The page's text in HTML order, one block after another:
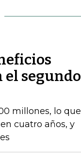
el segundo
millones, lo que
cuatro años, y